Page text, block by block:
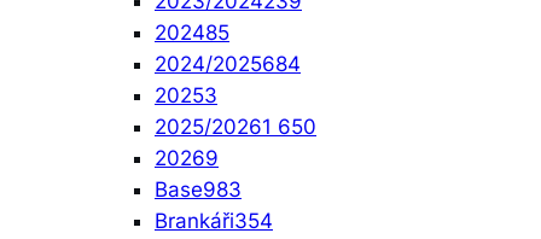
202485
2024/2025684
20253
2025/20261 650
20269
Base983
Brankáři354